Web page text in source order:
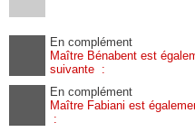
En complément
Maître Bénabent est
suivante :
En complément
Maître Fabiani est
: